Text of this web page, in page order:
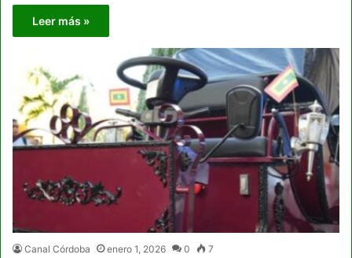
Leer más »
Canal Córdoba enero 1, 2026 0 7